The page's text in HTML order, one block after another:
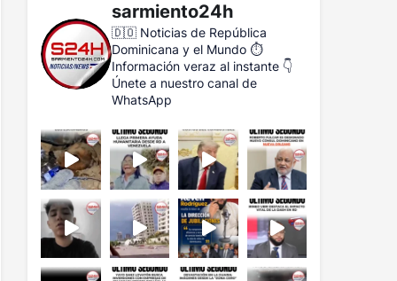
sarmiento24h
🇩🇴 Noticias de República
Dominicana y el Mundo ⏱️
Información veraz al instante 👇
Únete a nuestro canal de
WhatsApp